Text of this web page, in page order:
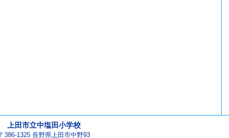
上田市立中塩田小学校
386-1325 長野県上田市中野93